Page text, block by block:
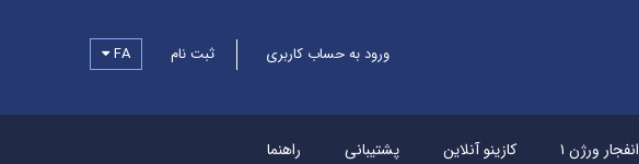
ورود به حساب کاربری ثبت نام FA
انفجار ورژن ۱ کازینو آنلاین پشتیبانی راهنما